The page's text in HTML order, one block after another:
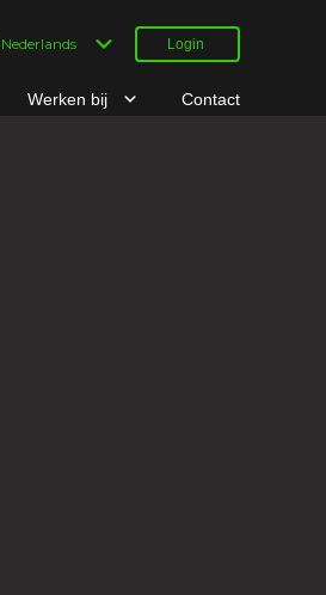
Login
Werken bij Contact